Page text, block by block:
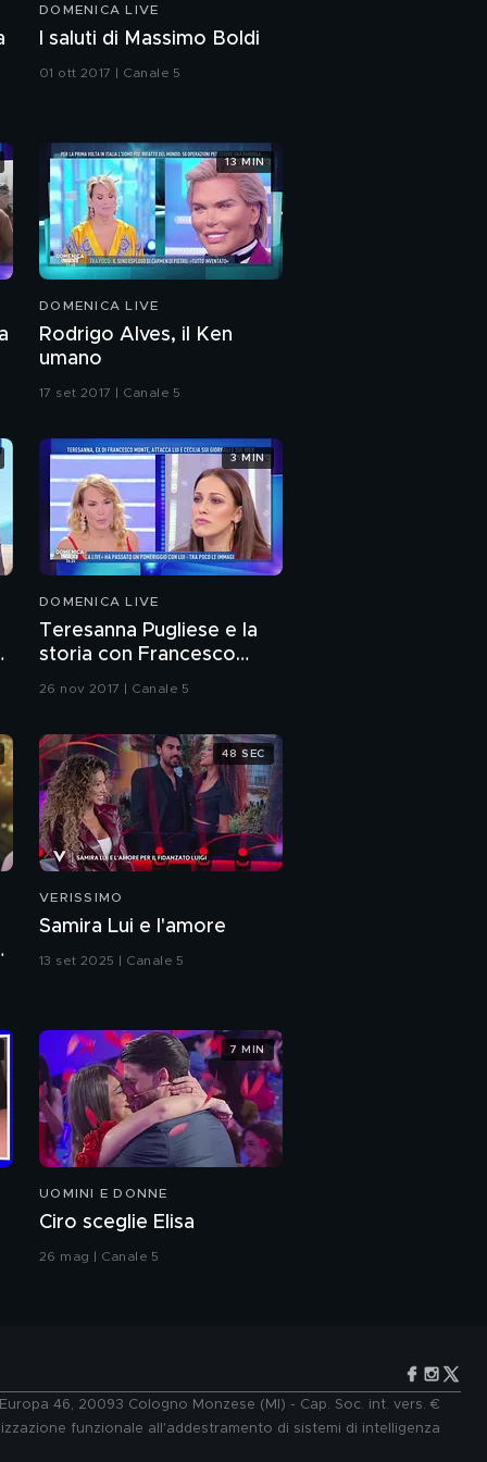
Angelo Sanzio e i
Tutti pazzi per la
modella di Playboy
Aida vs Lucia
Patrizia Bonetti
Nina Moric, la copertina
Nina Moric nella casa
Luigi Favoloso e Nina
Moric
Gina Lollobrigida
DOMENICA LIVE
I saluti di Massimo Boldi
01 ott 2017 | Canale 5
DOMENICA LIVE
Rodrigo Alves, il Ken
umano
17 set 2017 | Canale 5
13 MIN
DOMENICA LIVE
Teresanna Pugliese e la
storia con Francesco
26 nov 2017 | Canale 5
3 MIN
VERISSIMO
Samira Lui e l'amore
13 set 2025 | Canale 5
48 SEC
UOMINI E DONNE
Ciro sceglie Elisa
26 mag | Canale 5
7 MIN
46, 20093 Cologno Monzese (MI) - Cap. Soc. int. vers. €
funzionale all'addestramento di sistemi di intelligenza